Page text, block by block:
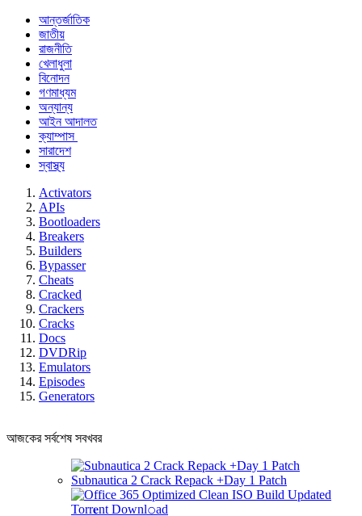
আন্তর্জাতিক
জাতীয়
রাজনীতি
খেলাধুলা
বিনোদন
গণমাধ্যম
অন্যান্য
আইন আদালত
ক্যাম্পাস
সারাদেশ
স্বাস্থ্য
Activators
APIs
Bootloaders
Breakers
Builders
Bypasser
Cheats
Cracked
Crackers
Cracks
Docs
DVDRip
Emulators
Episodes
Generators
আজকের সর্বশেষ সবখবর
Subnautica 2 Crack Repack +Day 1 Patch